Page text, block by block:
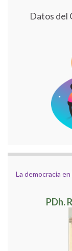
Datos del
La democracia
PDh.